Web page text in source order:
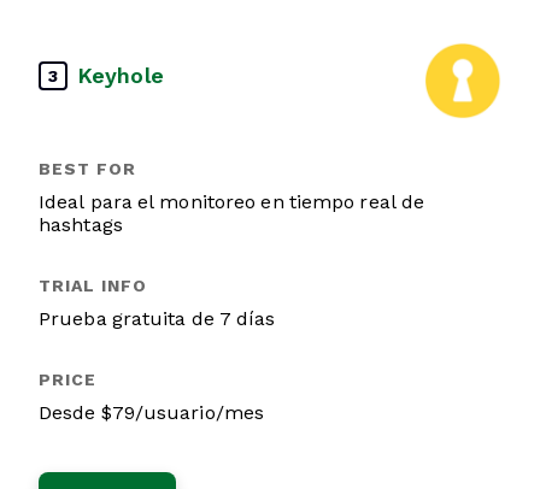
3 Keyhole
Ideal para el monitoreo en tiempo real de
hashtags
Prueba gratuita de 7 días
Desde $79/usuario/mes